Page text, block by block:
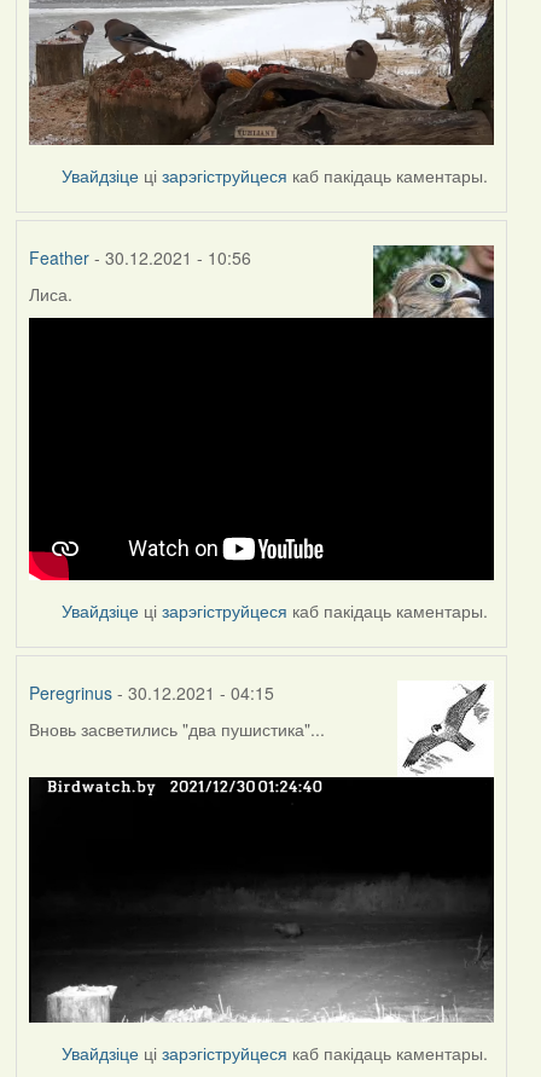
Увайдзіце цізарэгіструйцеся каб пакідаць каментары.
Feather- 30.12.2021 - 10:56
Лиса.
Увайдзіце цізарэгіструйцеся каб пакідаць каментары.
Peregrinus- 30.12.2021 - 04:15
Вновь засветились "два пушистика"...
Увайдзіце цізарэгіструйцеся каб пакідаць каментары.